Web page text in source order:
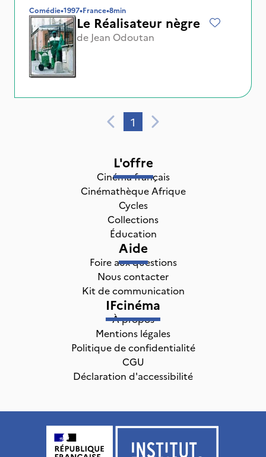
Comédie•1997•France•8min
Le Réalisateur nègre
de Jean Odoutan
1
L'offre
Cinéma français
Cinémathèque Afrique
Cycles
Collections
Éducation
Aide
Foire aux questions
Nous contacter
Kit de communication
IFcinéma
À propos
Mentions légales
Politique de confidentialité
CGU
Déclaration d'accessibilité